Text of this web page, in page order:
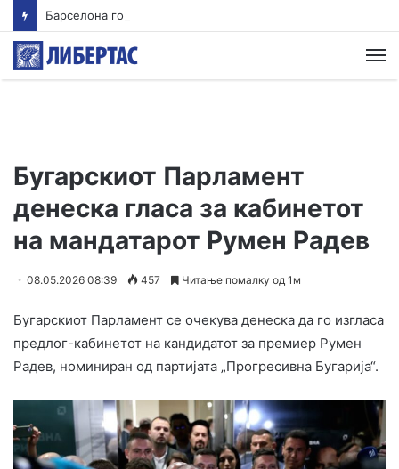
Бугарскиот Парламент
денеска гласа за кабинетот
на мандатарот Румен Радев
08.05.2026 08:39 457 Читање помалку од 1м
Бугарскиот Парламент се очекува денеска да го изгласа
предлог-кабинетот на кандидатот за премиер Румен
Радев, номиниран од партијата „Прогресивна Бугарија“.